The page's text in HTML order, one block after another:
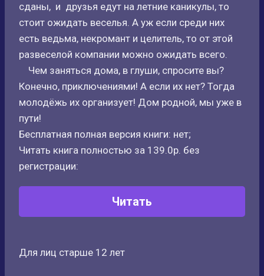
сданы, и друзья едут на летние каникулы, то
стоит ожидать веселья. А уж если среди них
есть ведьма, некромант и целитель, то от этой
развеселой компании можно ожидать всего.
Чем заняться дома, в глуши, спросите вы?
Конечно, приключениями! А если их нет? Тогда
молодёжь их организует! Дом родной, мы уже в
пути!
Бесплатная полная версия книги: нет;
Читать книга полностью за 139.0р. без
регистрации:
Читать
Для лиц старше 12 лет